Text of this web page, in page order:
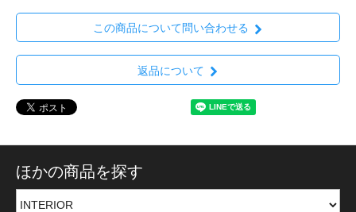
この商品について問い合わせる
返品について
ほかの商品を探す